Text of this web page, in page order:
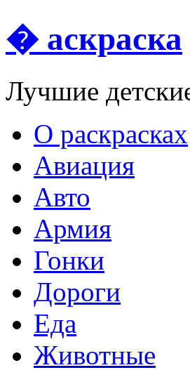
� аскраска
Лучшие
О раскрасках
Авиация
Авто
Армия
Гонки
Дороги
Еда
Животныe